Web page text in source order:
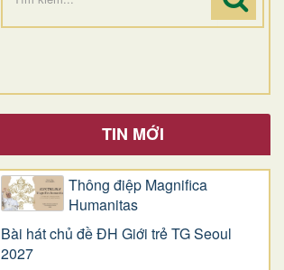
TIN MỚI
Thông điệp Magnifica
Humanitas
Bài hát chủ đề ĐH Giới trẻ TG Seoul
2027